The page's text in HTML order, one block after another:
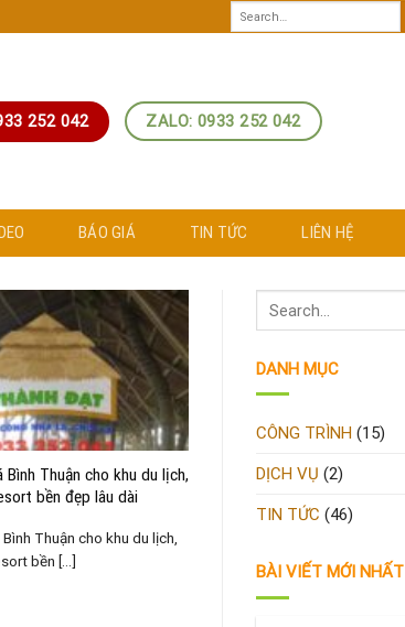
252 042 ZALO: 0933 252 042
BÁO GIÁ TIN TỨC LIÊN HỆ
Bình Thuận cho khu du lịch,
bền đẹp lâu dài
Thuận cho khu du lịch,
bền [...]
DANH MỤC
CÔNG TRÌNH (15)
DỊCH VỤ (2)
TIN TỨC (46)
BÀI VIẾT MỚI NHẤT